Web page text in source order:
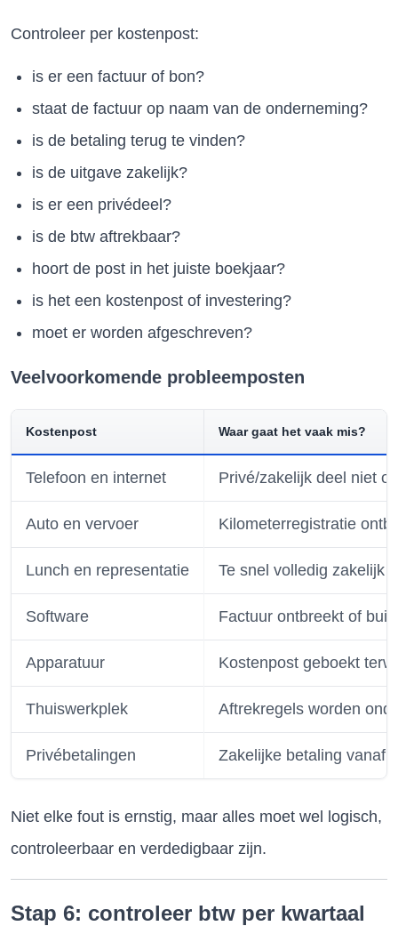
Controleer per kostenpost:
is er een factuur of bon?
staat de factuur op naam van de onderneming?
is de betaling terug te vinden?
is de uitgave zakelijk?
is er een privédeel?
is de btw aftrekbaar?
hoort de post in het juiste boekjaar?
is het een kostenpost of investering?
moet er worden afgeschreven?
Veelvoorkomende probleemposten
Kostenpost Waar gaat het vaak mis?
Telefoon en internet Privé/zakelijk deel niet
Auto en vervoer Kilometerregistratie
Lunch en representatie Te snel volledig zakelijk
Software Factuur ontbreekt of
Apparatuur Kostenpost geboekt
Thuiswerkplek Aftrekregels worden
Privébetalingen Zakelijke betaling vanaf
Niet elke fout is ernstig, maar alles moet wel logisch,
controleerbaar en verdedigbaar zijn.
Stap 6: controleer btw per kwartaal